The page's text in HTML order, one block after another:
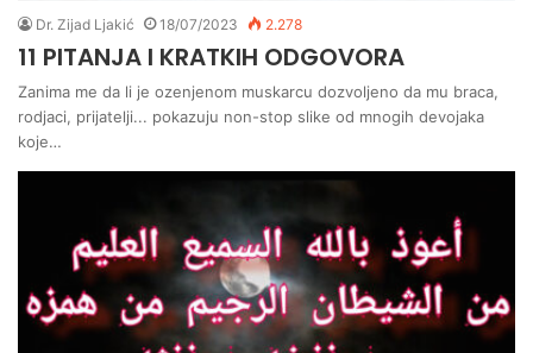
Dr. Zijad Ljakić 18/07/2023 2.278
11 PITANJA I KRATKIH ODGOVORA
Zanima me da li je ozenjenom muskarcu dozvoljeno da mu braca,
rodjaci, prijatelji... pokazuju non-stop slike od mnogih devojaka
koje…